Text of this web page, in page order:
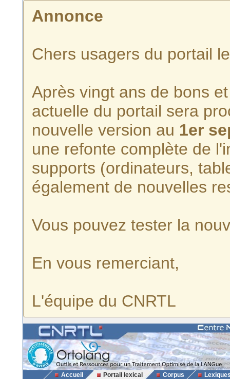
Annonce
Chers usagers du portail
Après vingt ans de bons
actuelle du portail sera
nouvelle version au 1er
une refonte complète de
supports (ordinateurs,
également de nouvelles
Vous pouvez tester la
En vous remerciant,
L'équipe du CNRTL
Accueil Portail lexical Corpus